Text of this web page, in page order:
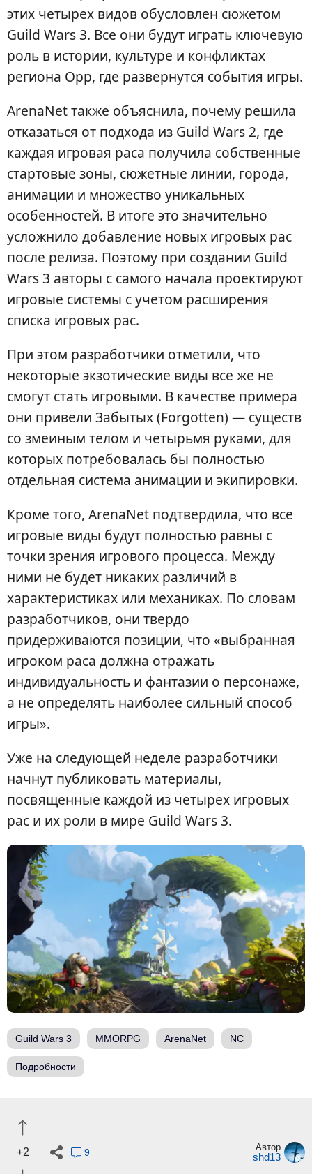
этих четырех видов обусловлен сюжетом
Guild Wars 3. Все они будут играть ключевую
роль в истории, культуре и конфликтах
региона Орр, где развернутся события игры.
ArenaNet также объяснила, почему решила
отказаться от подхода из Guild Wars 2, где
каждая игровая раса получила собственные
стартовые зоны, сюжетные линии, города,
анимации и множество уникальных
особенностей. В итоге это значительно
усложнило добавление новых игровых рас
после релиза. Поэтому при создании Guild
Wars 3 авторы с самого начала проектируют
игровые системы с учетом расширения
списка игровых рас.
При этом разработчики отметили, что
некоторые экзотические виды все же не
смогут стать игровыми. В качестве примера
они привели Забытых (Forgotten) — существ
со змеиным телом и четырьмя руками, для
которых потребовалась бы полностью
отдельная система анимации и экипировки.
Кроме того, ArenaNet подтвердила, что все
игровые виды будут полностью равны с
точки зрения игрового процесса. Между
ними не будет никаких различий в
характеристиках или механиках. По словам
разработчиков, они твердо
придерживаются позиции, что «выбранная
игроком раса должна отражать
индивидуальность и фантазии о персонаже,
а не определять наиболее сильный способ
игры».
Уже на следующей неделе разработчики
начнут публиковать материалы,
посвященные каждой из четырех игровых
рас и их роли в мире Guild Wars 3.
Guild Wars 3 MMORPG ArenaNet NC
Подробности
+2 9 Автор
shd13